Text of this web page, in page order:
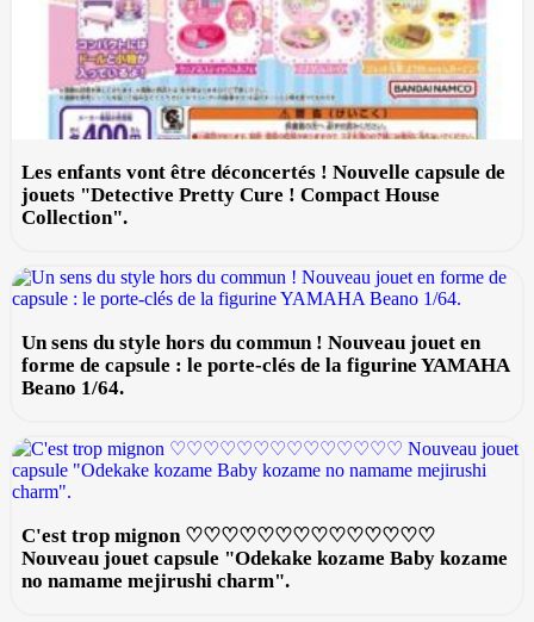
Les enfants vont être déconcertés ! Nouvelle capsule de
jouets "Detective Pretty Cure ! Compact House
Collection".
Un sens du style hors du commun ! Nouveau jouet en
forme de capsule : le porte-clés de la figurine YAMAHA
Beano 1/64.
C'est trop mignon ♡♡♡♡♡♡♡♡♡♡♡♡♡♡
Nouveau jouet capsule "Odekake kozame Baby kozame
no namame mejirushi charm".